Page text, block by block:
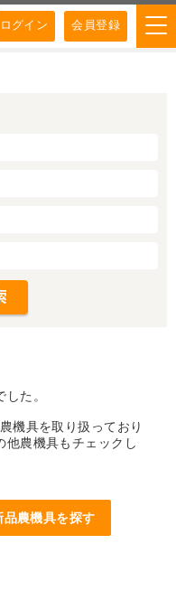
ログイン 会員登録
た。
機具を取り扱っており
他農機具もチェックし
品農機具を探す